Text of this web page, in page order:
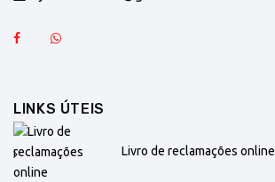
LINKS ÚTEIS
Livro de reclamações online